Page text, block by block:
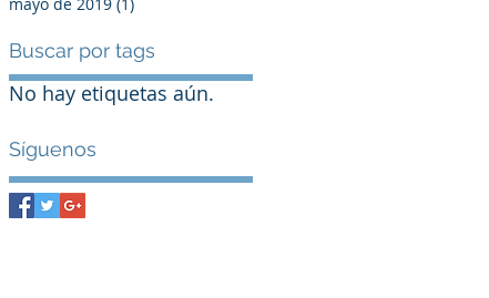
mayo de 2019 (1)
Buscar por tags
No hay etiquetas aún.
Síguenos